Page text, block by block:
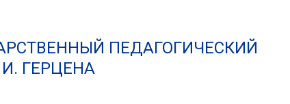
ПЕДАГОГИЧЕСКИЙ
ГЕРЦЕНА